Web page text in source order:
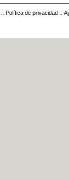
:: Política de privacidad ::